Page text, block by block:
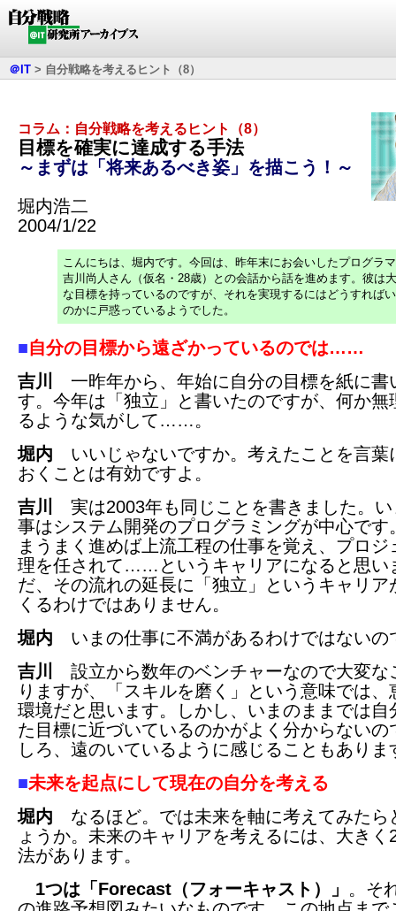
＠IT > 自分戦略を考えるヒント（8）
コラム：自分戦略を考えるヒント（8）
目標を確実に達成する手法
～まずは「将来あるべき姿」を描こう！～
堀内浩二
2004/1/22
こんにちは、堀内です。今回は、昨年末にお会いしたプログラ
吉川尚人さん（仮名・28歳）との会話から話を進めます。彼は
な目標を持っているのですが、それを実現するにはどうすれば
のかに戸惑っているようでした。
■自分の目標から遠ざかっているのでは……
吉川
一昨年から、年始に自分の目標を紙に書
す。今年は「独立」と書いたのですが、何か無
るような気がして……。
堀内 いいじゃないですか。考えたことを言葉
おくことは有効ですよ。
吉川
実は2003年も同じことを書きました。い
事はシステム開発のプログラミングが中心です
まうまく進めば上流工程の仕事を覚え、プロジ
理を任されて……というキャリアになると思い
だ、その流れの延長に「独立」というキャリア
くるわけではありません。
堀内 いまの仕事に不満があるわけではないの
吉川
設立から数年のベンチャーなので大変な
りますが、「スキルを磨く」という意味では、
環境だと思います。しかし、いまのままでは自
た目標に近づいているのかがよく分からないの
しろ、遠のいているように感じることもありま
■未来を起点にして現在の自分を考える
堀内 なるほど。では未来を軸に考えてみたら
ょうか。未来のキャリアを考えるには、大きく
法があります。
1つは「Forecast（フォーキャスト）」 。そ